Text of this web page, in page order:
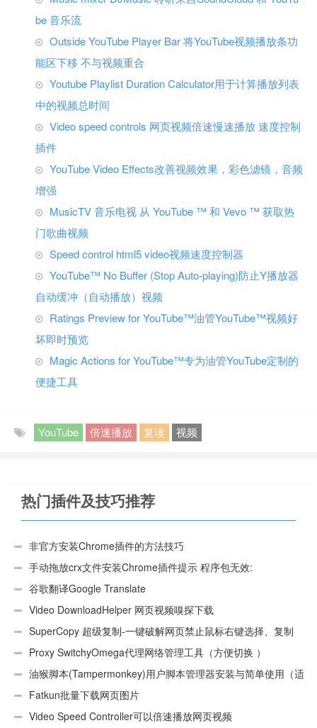
be 音乐流
Outside YouTube Player Bar 将YouTube视频播放条功
能区下移 不与视频重合
Youtube Playlist Duration Calculator用于计算播放列表
中的视频总时间
Video speed controls 网页视频倍速慢速播放 速度控制
插件
YouTube Video Effects改善视频效果，彩色滤镜，音频
增强
MusicTV 音乐电视 从 YouTube ™ 和 Vevo ™ 获取热
门歌曲视频
Speed control html5 video视频速度控制器
YouTube™ No Buffer (Stop Auto-playing)防止Y播放器
自动缓冲（自动播放）视频
Ratings Preview for YouTube™油管YouTube™视频好
坏即时预览
Magic Actions for YouTube™专为油管YouTube定制的
便捷工具
YouTube 倍速播放 复读 视频
热门插件及技巧推荐
非官方安装Chrome插件的方法技巧
手动拖放crx文件安装Chrome插件提示 程序包无效:
“CEX_HEADER_INVALID”的解决办法
谷歌翻译Google Translate
Video DownloadHelper 网页视频嗅探下载
SuperCopy 超级复制-一键破解网页禁止鼠标右键选择、复制
Proxy SwitchyOmega代理网络管理工具（方便切换 ）
油猴脚本(Tampermonkey)用户脚本管理器安装与简单使用（适
用Android）
Fatkun批量下载网页图片
Video Speed Controller可以倍速播放网页视频